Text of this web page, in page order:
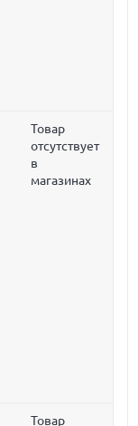
Товар
отсутствует
в
магазинах
Товар